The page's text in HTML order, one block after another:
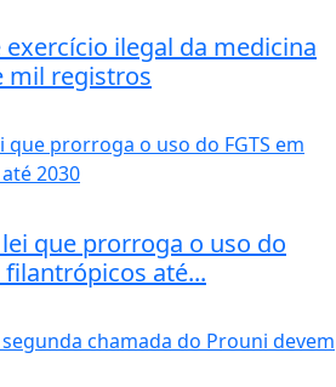
exercício ilegal da medicina
mil registros
que prorroga o uso do
filantrópicos até...